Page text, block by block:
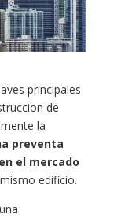
principales
de
la
preventa
en el mercado
edificio.